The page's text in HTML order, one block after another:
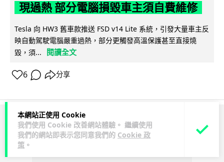
本網站正使用 Cookie
我們使用 Cookie 改善網站體驗。 繼續使用
我們的網站即表示您同意我們的 Cookie 政
策 。
現過熱 部分電腦損毀車主須自費維修
Tesla 向 HW3 舊車款推送 FSD v14 Lite 系統，引發大量車主反
映自動駕駛電腦嚴重過熱，部分更觸發高溫保護甚至直接燒
毀，須...
閱讀全文
6 分享
ADVERTISEMENT